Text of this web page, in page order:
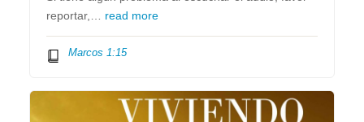
reportar,… read more
Marcos 1:15